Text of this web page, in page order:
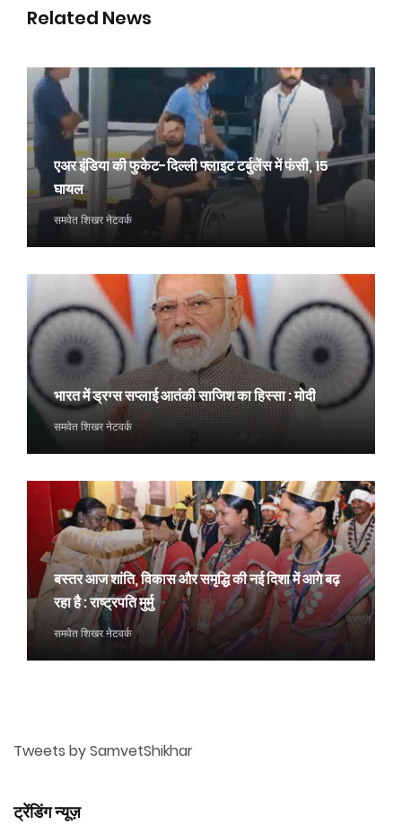
Related News
एअर इंडिया की फुकेट-दिल्ली फ्लाइट टर्बुलेंस में फंसी, 15
घायल
समवेत शिखर नेटवर्क
भारत में ड्रग्स सप्लाई आतंकी साजिश का हिस्सा : मोदी
समवेत शिखर नेटवर्क
बस्तर आज शांति, विकास और समृद्धि की नई दिशा में आगे बढ़
रहा है : राष्ट्रपति मुर्मु
समवेत शिखर नेटवर्क
Tweets by SamvetShikhar
ट्रेंडिंग न्यूज़